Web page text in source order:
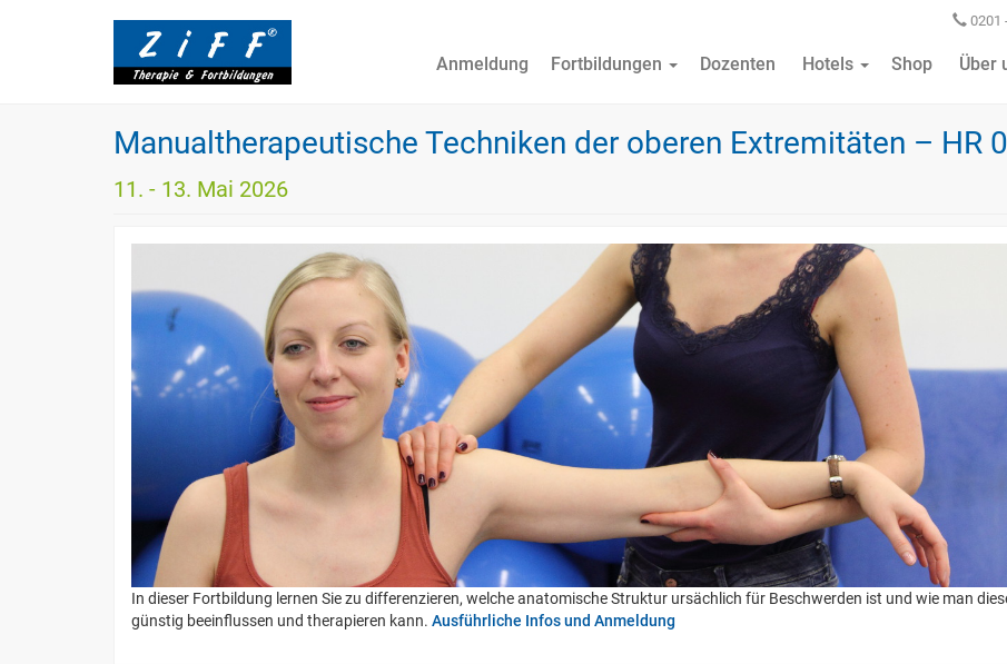
0201
Anmeldung Fortbildungen Dozenten Hotels Shop Über
Manualtherapeutische Techniken der oberen Extremitäten – HR
11. - 13. Mai 2026
In dieser Fortbildung lernen Sie zu differenzieren, welche anatomische Struktur ursächlich für Beschwerden ist und wie man
günstig beeinflussen und therapieren kann. Ausführliche Infos und Anmeldung